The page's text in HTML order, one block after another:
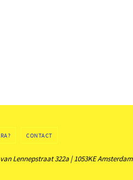
CONTACT
Lennepstraat 322a | 1053KE Amsterdam